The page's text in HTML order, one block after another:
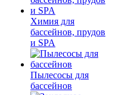
Химия для
бассейнов, прудов
и SPA
Пылесосы для
бассейнов